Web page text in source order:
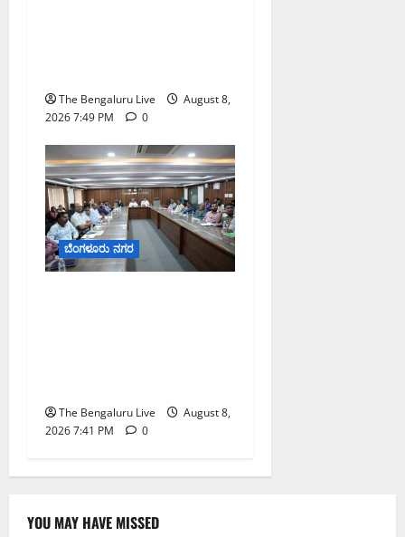
The Bengaluru Live
August 8,
2026 7:49 PM
0
ಬೆಂಗಳೂರು ನಗರ
The Bengaluru Live
August 8,
2026 7:41 PM
0
YOU MAY HAVE MISSED